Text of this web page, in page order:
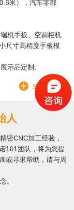
米），汽车零部
机手板、空调柜机
尺寸高精度手板模
示品定制;
SEE MORE
人
密CNC加工经验，
101团队，将为您提
或寻求帮助，请与周
。